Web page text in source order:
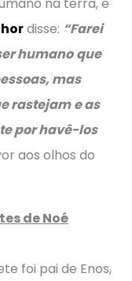
na terra, e
disse: “Farei
humano que
mas
rastejam e as
por havê-los
aos olhos do
de Noé
foi pai de Enos,